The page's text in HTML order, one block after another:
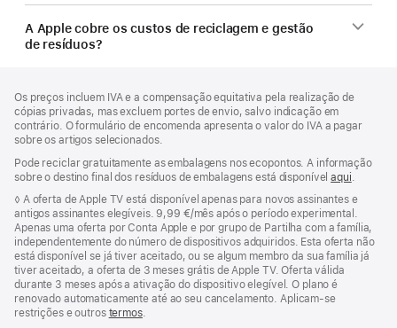
A Apple cobre os custos de reciclagem e gestão
de resíduos?
de
rodapé
Os preços incluem IVA e a compensação equitativa pela realização de
cópias privadas, mas excluem portes de envio, salvo indicação em
contrário. O formulário de encomenda apresenta o valor do IVA a pagar
sobre os artigos selecionados.
Pode reciclar gratuitamente as embalagens nos ecopontos. A informação
sobre o destino final dos resíduos de embalagens está disponívelaqui
Nota
de
rodapé
◊ A oferta de Apple TV está disponível apenas para novos assinantes e
antigos assinantes elegíveis. 9,99 €/mês após o período experimental.
Apenas uma oferta por Conta Apple e por grupo de Partilha com a família,
independentemente do número de dispositivos adquiridos. Esta oferta não
está disponível se já tiver aceitado, ou se algum membro da sua família já
tiver aceitado, a oferta de 3 meses grátis de Apple TV. Oferta válida
durante 3 meses após a ativação do dispositivo elegível. O plano é
renovado automaticamente até ao seu cancelamento. Aplicam-se
restrições e outros termos.